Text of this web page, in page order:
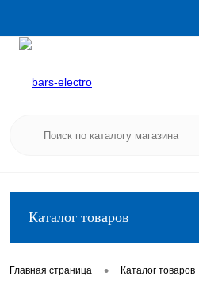
Каталог товаров
Главная страница • Каталог товаров